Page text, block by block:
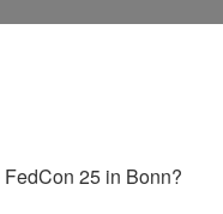
25 in Bonn?